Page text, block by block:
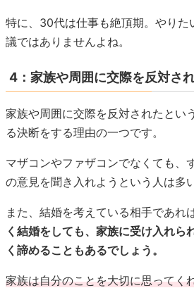
特に、30代は仕事も絶頂期。やりた
議ではありませんよね。
4：家族や周囲に交際を反対さ
家族や周囲に交際を反対されたとい
る決断をする理由の一つです。
マザコンやファザコンでなくても、
の意見を聞き入れようという人は多
また、結婚を考えている相手であれ
く結婚をしても、家族に受け入れ
く諦めることもあるでしょう。
家族は自分のことを大切に思ってく